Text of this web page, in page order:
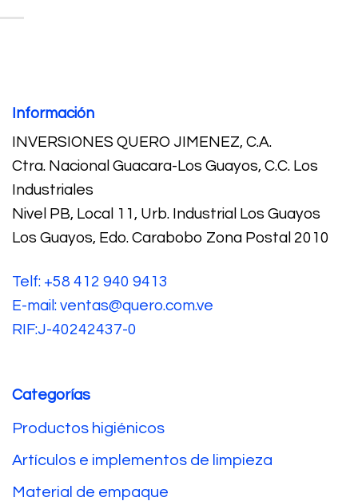
Información
INVERSIONES QUERO JIMENEZ, C.A.
Ctra. Nacional Guacara-Los Guayos, C.C. Los
Industriales
Nivel PB, Local 11, Urb. Industrial Los Guayos
Los Guayos, Edo. Carabobo Zona Postal 2010
Telf: +58 412 940 9413
E-mail: ventas@quero.com.ve
RIF:J-40242437-0
Categorías
Productos higiénicos
Artículos e implementos de limpieza
Material de empaque